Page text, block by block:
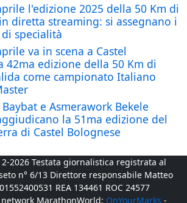
l'edizione 2025 della 50 Km di
diretta streaming: si assegnano i
specialità
va in scena a Castel
42ma edizione della 50 Km di
come campionato Italiano
e Asmerawork Bekele
la 51ma edizione del
di Castel Bolognese
2026 Testata giornalistica registrata al
n° 6/13 Direttore responsabile Matteo
REA 134461 ROC 24577
MarathonWorld: OnYourMarks -